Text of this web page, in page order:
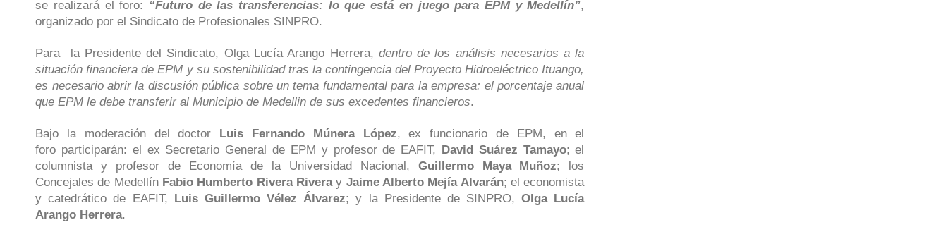
se realizará el foro: “Futuro de las transferencias: lo que está en juego para EPM y Medellín”,
organizado por el Sindicato de Profesionales SINPRO.
Para la Presidente del Sindicato, Olga Lucía Arango Herrera, dentro de los análisis necesarios a la
situación financiera de EPM y su sostenibilidad tras la contingencia del Proyecto Hidroeléctrico Ituango,
es necesario abrir la discusión pública sobre un tema fundamental para la empresa: el porcentaje anual
que EPM le debe transferir al Municipio de Medellin de sus excedentes financieros.
Bajo la moderación del doctor Luis Fernando Múnera López, ex funcionario de EPM, en el
foro participarán: el ex Secretario General de EPM y profesor de EAFIT, David Suárez Tamayo; el
columnista y profesor de Economía de la Universidad Nacional, Guillermo Maya Muñoz; los
Concejales de Medellín Fabio Humberto Rivera Riveray Jaime Alberto Mejía Alvarán; el economista
y catedrático de EAFIT, Luis Guillermo Vélez Álvarez; y la Presidente de SINPRO,Olga Lucía
Arango Herrera.